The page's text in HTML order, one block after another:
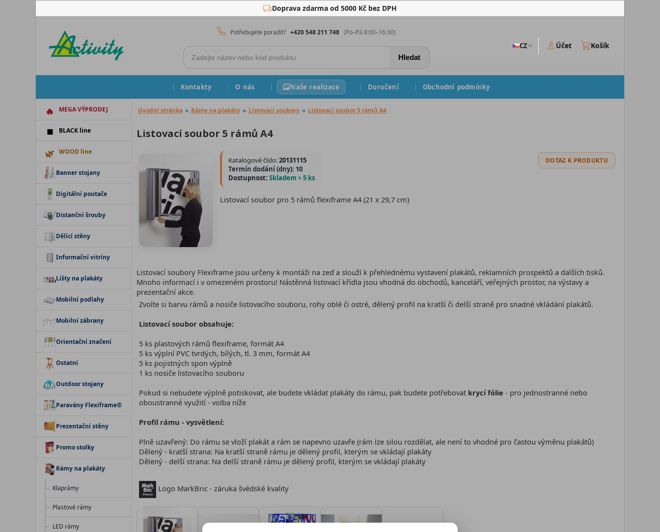
Doprava zdarma od 5000 Kč bez DPH
Potřebujete poradit? +420 548 211 748 (Po–Pá 8:00–16:30)
Hledat
CZ Účet Košík
Kontakty O nás Naše realizace Doručení Obchodní podmínky
MEGA VÝPRODEJ
BLACK line
WOOD line
Banner stojany
Digitální poutače
Distanční šrouby
Dělící stěny
Informační vitríny
Lišty na plakáty
Mobilní podlahy
Mobilní zábrany
Orientační značení
Ostatní
Outdoor stojany
Paravány Flexiframe®
Prezentační stěny
Promo stolky
Rámy na plakáty
Klaprámy
Plastové rámy
LED rámy
Úvodní stránka » Rámy na plakáty » Listovací soubory » Listovací soubor 5 rámů A4
Listovací soubor 5 rámů A4
DOTAZ K PRODUKTU
Katalogové číslo:20131115
Termín dodání (dny): 10
Dostupnost: Skladem > 5 ks
Listovací soubor pro 5 rámů flexiframe A4 (21 x 29,7 cm)
Listovací soubory Flexiframe jsou určeny k montáži na zeď a slouží k přehlednému vystavení plakátů, reklamních prospektů a dalších tisků.
Mnoho informací i v omezeném prostoru! Nástěnná listovací křídla jsou vhodná do obchodů, kanceláří, veřejných prostor, na výstavy a
prezentační akce.
Zvolte si barvu rámů a nosiče listovacího souboru, rohy oblé či ostré, dělený profil na kratší či delší straně pro snadné vkládání plakátů.
Listovací soubor obsahuje:
5 ks plastových rámů flexiframe, formát A4
5 ks výplní PVC tvrdých, bílých, tl. 3 mm, formát A4
5 ks pojistných spon výplně
1 ks nosiče listovacího souboru
Pokud si nebudete výplně potiskovat, ale budete vkládat plakáty do rámu, pak budete potřebovat krycí fólie - pro jednostranné nebo
oboustranné využití - volba níže
Profil rámu - vysvětlení:
Plně uzavřený: Do rámu se vloží plakát a rám se napevno uzavře (rám lze silou rozdělat, ale není to vhodné pro častou výměnu plakátů)
Dělený - kratší strana: Na kratší straně rámu je dělený profil, kterým se vkládají plakáty
Dělený - delší strana: Na delší straně rámu je dělený profil, kterým se vkládají plakáty
Logo MarkBric - záruka švédské kvality